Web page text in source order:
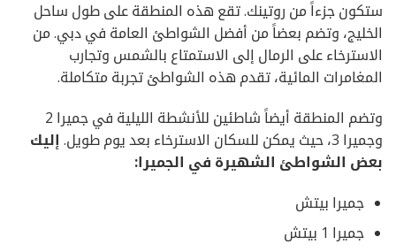
ستكون جزءاً من روتينك. تقع هذه المنطقة على طول ساحل
الخليج، وتضم بعضاً من أفضل الشواطئ العامة في دبي. من
الاسترخاء على الرمال إلى الاستمتاع بالشمس وتجارب
المغامرات المائية، تقدم هذه الشواطئ تجربة متكاملة.
وتضم المنطقة أيضاً شاطئين للأنشطة الليلية في جميرا 2
وجميرا 3، حيث يمكن للسكان الاسترخاء بعد يوم طويل.
إليك
بعض الشواطئالشهيرةفيالجميرا :
جميرا بيتش
جميرا 1 بيتش